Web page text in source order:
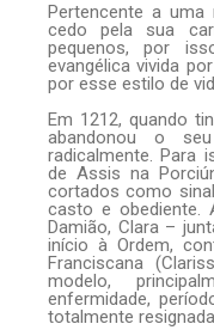
Pertencente a
cedo pela sua
pequenos, por
evangélica vivida
por esse estilo de
Em 1212, quando
abandonou o
radicalmente. Para
de Assis na
cortados como
casto e obediente.
Damião, Clara –
início à Ordem,
Franciscana
modelo,
enfermidade,
totalmente